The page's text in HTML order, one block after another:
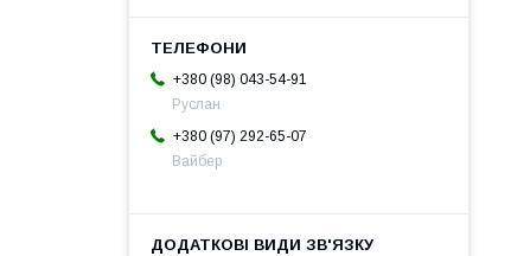
+380 (98) 043-54-91
Руслан
+380 (97) 292-65-07
Вайбер